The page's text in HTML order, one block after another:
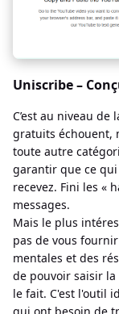
Uniscribe –
C’est au niveau
gratuits échouent,
toute autre
garantir que ce
recevez. Fini les «
messages.
Mais le plus
pas de vous
mentales et des
de pouvoir saisir
le fait. C'est l'outil